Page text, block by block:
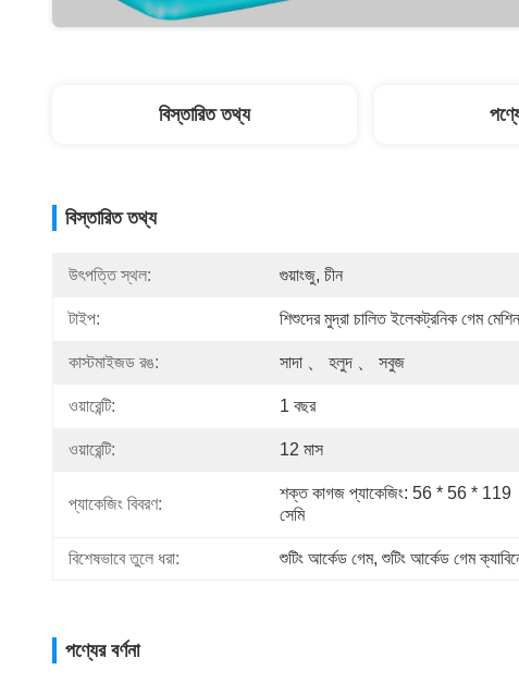
বিস্তারিত তথ্য
বিস্তারিত তথ্য
উৎপত্তি স্থল: গুয়াংজু, চীন
টাইপ: শিশুদের মুদ্রা চালিত ইলেকট্রনিক গেম মেশিন
কাস্টমাইজড রঙ: সাদা 、 হলুদ 、 সবুজ
ওয়ারেন্টি: 1 বছর
ওয়ারেন্টি: 12 মাস
প্যাকেজিং বিবরণ:
শক্ত কাগজ প্যাকেজিং: 56 * 56 * 119
সেমি
বিশেষভাবে তুলে ধরা: শুটিং আর্কেড গেম, শুটিং আর্কেড গেম
পণ্যের বর্ণনা